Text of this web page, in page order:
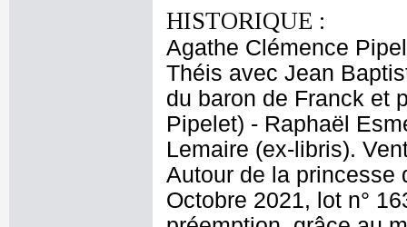
HISTORIQUE :
Agathe Clémence
Théis avec Jean
du baron de Franck et
Pipelet) - Raphaël
Lemaire (ex-libris).
Autour de la princesse
Octobre 2021, lot n°